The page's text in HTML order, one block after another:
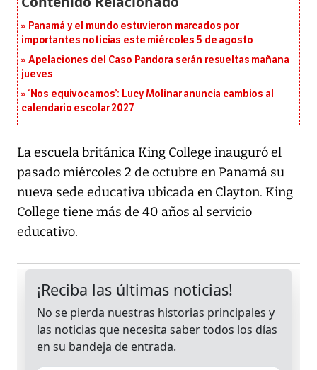
Panamá y el mundo estuvieron marcados por
importantes noticias este miércoles 5 de agosto
Apelaciones del Caso Pandora serán resueltas mañana
jueves
‘Nos equivocamos’: Lucy Molinar anuncia cambios al
calendario escolar 2027
La escuela británica King College inauguró el
pasado miércoles 2 de octubre en Panamá su
nueva sede educativa ubicada en Clayton. King
College tiene más de 40 años al servicio
educativo.